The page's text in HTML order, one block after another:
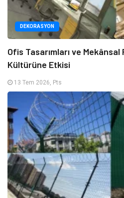
DEKORASYON
Ofis Tasarımları ve
Kültürüne Etkisi
13 Tem 2026, Pts